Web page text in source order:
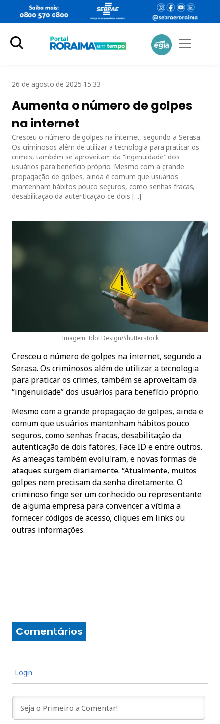
26 de agosto de 2025 15:33
Aumenta o número de golpes
na internet
Cresceu o número de golpes na internet, segundo a Serasa.
Os criminosos além de utilizar a tecnologia para praticar os
crimes, também se aproveitam da “ingenuidade” dos
usuários para benefício próprio. Mesmo com a grande
propagação de golpes, ainda é comum que usuários
mantenham hábitos pouco seguros, como senhas fracas,
desabilitação da autenticação de dois […]
Imagem: Idol Design/Shutterstock
Cresceu o número de golpes na internet, segundo a
Serasa. Os criminosos além de utilizar a tecnologia
para praticar os crimes, também se aproveitam da
“ingenuidade” dos usuários para benefício próprio.
Mesmo com a grande propagação de golpes, ainda é
comum que usuários mantenham hábitos pouco
seguros, como senhas fracas, desabilitação da
autenticação de dois fatores, Face ID e entre outros.
As ameaças também evoluíram, e novas formas de
ataques surgem diariamente. “Atualmente, muitos
golpes nem precisam da senha diretamente. O
criminoso finge ser um conhecido ou representante
de alguma empresa para convencer a vítima a
fornecer códigos de acesso, cliques em links ou
outras informações.
Comentários
Login